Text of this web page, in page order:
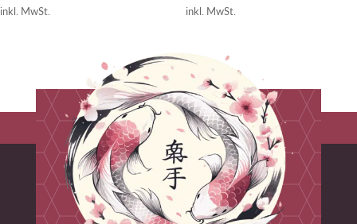
inkl. MwSt. inkl. MwSt.